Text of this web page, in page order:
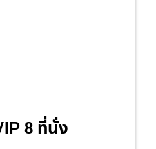
8 ที่นั่ง